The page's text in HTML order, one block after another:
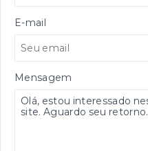
E-mail
Mensagem